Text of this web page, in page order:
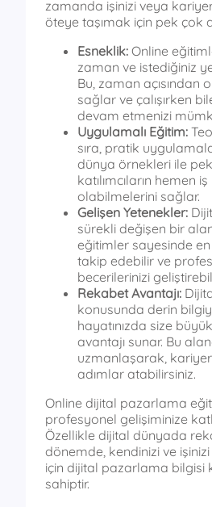
zamanda işinizi veya
öteye taşımak için pek çok
Esneklik: Online
zaman ve istediğiniz
Bu, zaman açısından
sağlar ve çalışırken
devam etmenizi
Uygulamalı Eğitim:
sıra, pratik
dünya örnekleri ile
katılımcıların hemen
olabilmelerini sağlar.
Gelişen Yetenekler:
sürekli değişen bir
eğitimler sayesinde
takip edebilir ve
becerilerinizi
Rekabet Avantajı:
konusunda derin
hayatınızda size
avantajı sunar. Bu
uzmanlaşarak,
adımlar atabilirsiniz.
Online dijital pazarlama
profesyonel gelişiminize
Özellikle dijital dünyada
dönemde, kendinizi ve
için dijital pazarlama bilgisi
sahiptir.